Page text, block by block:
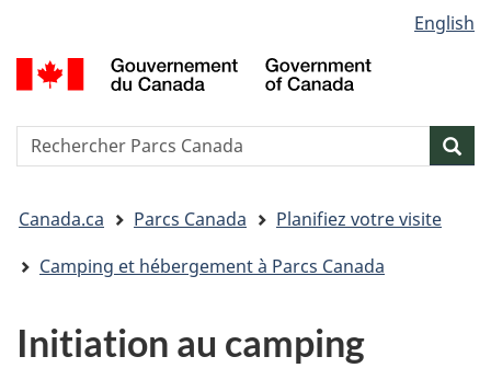
au
contenu
« Au
du
la
HTML
de
la
langue
English
Reserche
êtes
ici&nbsp;:
Canada.ca Parcs Canada
Planifiez votre visite
Camping et hébergement à Parcs Canada
Initiation au camping